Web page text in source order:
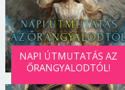
NAPI ÚTMUTATÁS AZ
ŐRANGYALODTÓL!
Jelszó
Mégse